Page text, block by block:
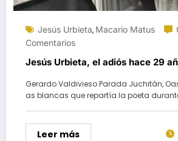
Jesús Urbieta, Macario Matus
Comentarios
Jesús Urbieta, el adiós hace 29
Gerardo Valdivieso Parada Juchitán,
as blancas que repartía la poeta
Leer más